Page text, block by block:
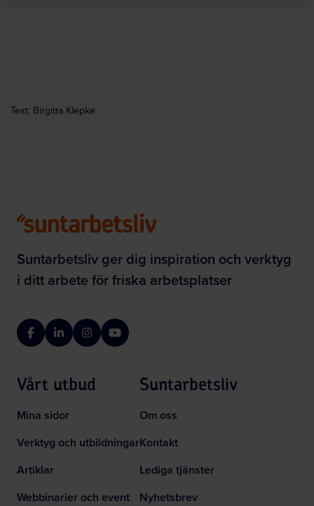
Text: Birgitta Klepke
Suntarbetsliv ger dig inspiration och verktyg
i ditt arbete för friska arbetsplatser
FacebookLinkedInInstagramYouTube
Vårt utbud
Mina sidor
Verktyg och utbildningar
Artiklar
Webbinarier och event
Suntarbetsliv
Om oss
Kontakt
Lediga tjänster
Nyhetsbrev